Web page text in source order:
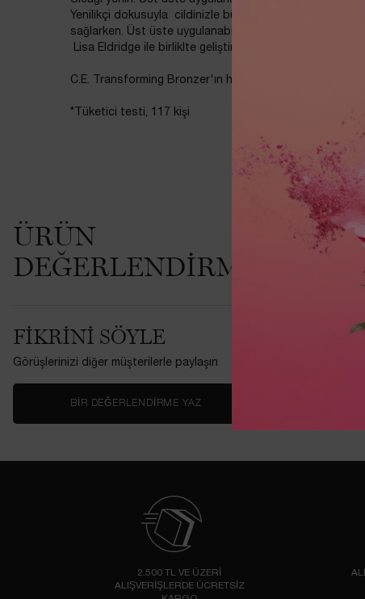
Yenilikçi dokusuyla cildinizle bütünleşen bronzer ile
sağlarken. Üst üste uygulanabilir formülü ile istediğiniz
Lisa Eldridge ile birliklte geliştirilen bu bronzer,
C.E. Transforming Bronzer'ın hafif, ikinci bir ten hissi
*Tüketici testi, 117 kişi
ÜRÜN
DEĞERLENDIRMELERI
FIKRINI SÖYLE
Görüşlerinizi diğer müşterilerle paylaşın
BIR DEĞERLENDIRME YAZ
Şu
Bu ürünü
2.500 TL VE ÜZERİ
ALIŞVERİŞLERDE ÜCRETSİZ